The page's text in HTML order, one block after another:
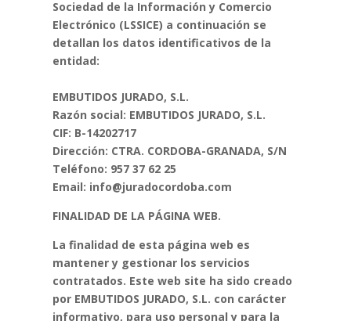
Sociedad de la Información y Comercio
Electrónico (LSSICE) a continuación se
detallan los datos identificativos de la
entidad:
EMBUTIDOS JURADO, S.L.
Razón social: EMBUTIDOS JURADO, S.L.
CIF: B-14202717
Dirección: CTRA. CORDOBA-GRANADA, S/N
Teléfono: 957 37 62 25
Email: info@juradocordoba.com
FINALIDAD DE LA PÁGINA WEB.
La finalidad de esta página web es
mantener y gestionar los servicios
contratados. Este web site ha sido creado
por EMBUTIDOS JURADO, S.L. con carácter
informativo, para uso personal y para la